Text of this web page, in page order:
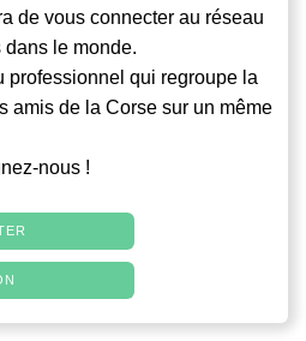
de vous connecter au réseau
le monde.
professionnel qui regroupe la
amis de la Corse sur un même
nous !